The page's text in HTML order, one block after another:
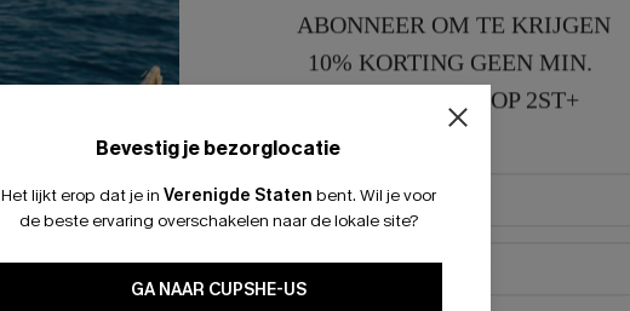
Bevestig je bezorglocatie
Het lijkt erop dat je in Verenigde Staten bent. Wil je voor
de beste ervaring overschakelen naar de lokale site?
GA NAAR CUPSHE-US
ABONNEER OM TE KRIJGEN
10% KORTING GEEN MIN.
15% KORTING OP 2ST+